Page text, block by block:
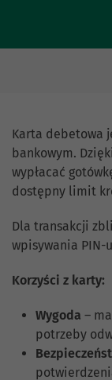
Karta debetowa
bankowym.
wypłacać
dostępny limit
Dla transakcji
wpisywania PIN-
Korzyści z karty:
Wygoda –
potrzeby